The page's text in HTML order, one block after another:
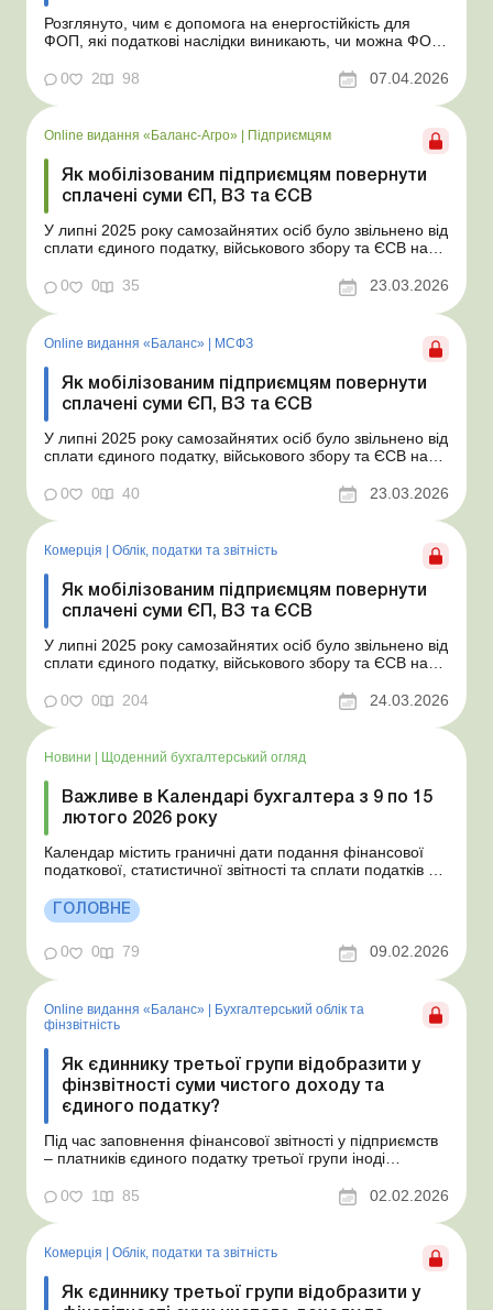
Розглянуто, чим є допомога на енергостійкість для
ФОП, які податкові наслідки виникають, чи можна ФОП
суми енергопідтримки на сплату комунальних платежів.
Держава запустила надання спеціальної допомоги для
ФОП – єдинників другої або третьої групи...
0 2 98 07.04.2026
Online видання «Баланс-Агро» Підприємцям
Як мобілізованим підприємцям повернути
сплачені суми ЄП, ВЗ та ЄСВ
У липні 2025 року самозайнятих осіб було звільнено від
сплати єдиного податку, військового збору та ЄСВ на
або за контрактом). Дізнайтеся, чи можуть мобілізовані
підприємці та ФОПи-контрактники повернути собі суми
цих платежів, сплачені рані...
0 0 35 23.03.2026
Online видання «Баланс» | МСФЗ
Як мобілізованим підприємцям повернути
сплачені суми ЄП, ВЗ та ЄСВ
У липні 2025 року самозайнятих осіб було звільнено від
сплати єдиного податку, військового збору та ЄСВ на
або за контрактом). Дізнайтеся, чи можуть мобілізовані
підприємці та ФОПи-контрактники повернути собі суми
цих платежів, сплачені рані...
0 0 40 23.03.2026
Комерція Облік, податки та звiтнiсть
Як мобілізованим підприємцям повернути
сплачені суми ЄП, ВЗ та ЄСВ
У липні 2025 року самозайнятих осіб було звільнено від
сплати єдиного податку, військового збору та ЄСВ на
або за контрактом). Дізнайтеся, чи можуть мобілізовані
підприємці та ФОПи-контрактники повернути собі суми
цих платежів, сплачені раніше...
0 0 204 24.03.2026
Новини Щоденний бухгалтерський огляд
Важливе в Календарі бухгалтера з 9 по 15
лютого 2026 року
Календар містить граничні дати подання фінансової
податкової, статистичної звітності та сплати податків з 9
тематичні статті від наших експертів. Якщо у вас під
рукою Календар бухгалтера від Uteka, ви не
пропустите важливі дати для бухгалтера. Прийняті ск...
ГОЛОВНЕ
0 0 79 09.02.2026
Online видання «Баланс» | Бухгалтерський облік та
фінзвітність
Як єдиннику третьої групи відобразити у
фінзвітності суми чистого доходу та
єдиного податку?
Під час заповнення фінансової звітності у підприємств
– платників єдиного податку третьої групи іноді
статті відповімо на запитання, пов’язані з
відображенням у фінзвітності сум чистого доходу та
єдиного податку. Баланс № 5 від 3 лю...
0 1 85 02.02.2026
Комерція Облік, податки та звiтнiсть
Як єдиннику третьої групи відобразити у